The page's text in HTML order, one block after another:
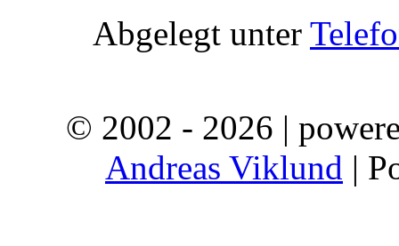
Abgelegt unter
© 2002 - 2026 |
Andreas Viklund |